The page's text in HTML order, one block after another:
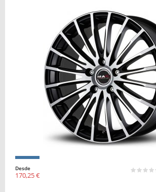
Desde
170,25 €